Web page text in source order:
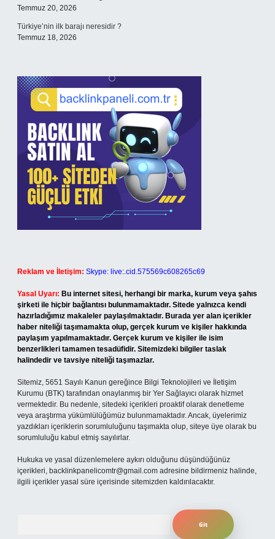
Temmuz 20, 2026
Türkiye’nin ilk barajı neresidir ?
Temmuz 18, 2026
Reklam ve İletişim: Skype: live:.cid.575569c608265c69
Yasal Uyarı: Bu internet sitesi, herhangi bir marka, kurum veya şahıs
şirketi ile hiçbir bağlantısı bulunmamaktadır. Sitede yalnızca kendi
hazırladığımız makaleler paylaşılmaktadır. Burada yer alan içerikler
haber niteliği taşımamakta olup, gerçek kurum ve kişiler hakkında
paylaşım yapılmamaktadır. Gerçek kurum ve kişiler ile isim
benzerlikleri tamamen tesadüfidir. Sitemizdeki bilgiler taslak
halindedir ve tavsiye niteliği taşımazlar.
Sitemiz, 5651 Sayılı Kanun gereğince Bilgi Teknolojileri ve İletişim
Kurumu (BTK) tarafından onaylanmış bir Yer Sağlayıcı olarak hizmet
vermektedir. Bu nedenle, sitedeki içerikleri proaktif olarak denetleme
veya araştırma yükümlülüğümüz bulunmamaktadır. Ancak, üyelerimiz
yazdıkları içeriklerin sorumluluğunu taşımakta olup, siteye üye olarak bu
sorumluluğu kabul etmiş sayılırlar.
Hukuka ve yasal düzenlemelere aykırı olduğunu düşündüğünüz
içerikleri, backlinkpanelicomtr@gmail.com adresine bildirmeniz halinde,
ilgili içerikler yasal süre içerisinde sitemizden kaldırılacaktır.